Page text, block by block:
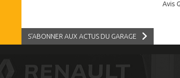
Avis
S'ABONNER AUX ACTUS DU GARAGE